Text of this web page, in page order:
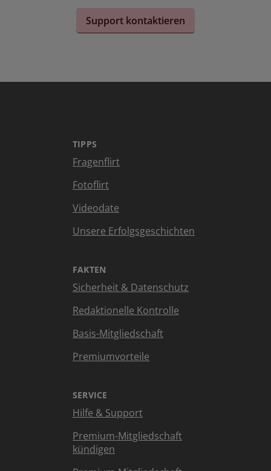
Support kontaktieren
TIPPS
Fragenflirt
Fotoflirt
Videodate
Unsere Erfolgsgeschichten
FAKTEN
Sicherheit & Datenschutz
Redaktionelle Kontrolle
Basis-Mitgliedschaft
Premiumvorteile
SERVICE
Hilfe & Support
Premium-Mitgliedschaft
kündigen